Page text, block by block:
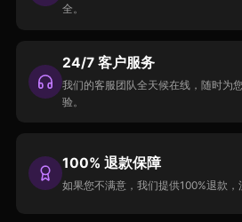
全。
24/7 客户服务
我们的客服团队全天候在线，随时为
验。
100% 退款保障
如果您不满意，我们提供100%退款，